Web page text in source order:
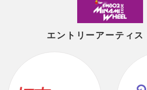
エントリーアーティス